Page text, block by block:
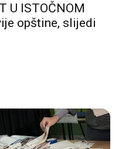
U ISTOČNOM
opštine, slijedi